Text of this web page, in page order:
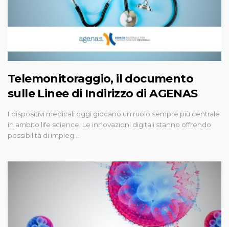
Telemonitoraggio, il documento
sulle Linee di Indirizzo di AGENAS
I dispositivi medicali oggi giocano un ruolo sempre più centrale
in ambito life science. Le innovazioni digitali stanno offrendo
possibilità di impieg…